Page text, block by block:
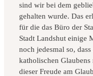
sind wir bei dem
gehalten wurde. Das
für die das Büro der
Stadt Landshut einige
noch jedesmal so,
katholischen
dieser Freude am